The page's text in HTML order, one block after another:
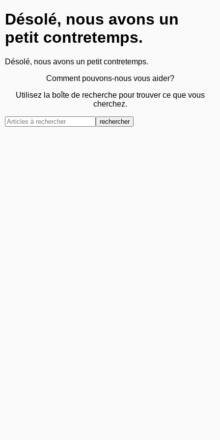
Désolé, nous avons un
petit contretemps.
Désolé, nous avons un petit contretemps.
Comment pouvons-nous vous aider?
Utilisez la boîte de recherche pour trouver ce que vous
cherchez.
rechercher